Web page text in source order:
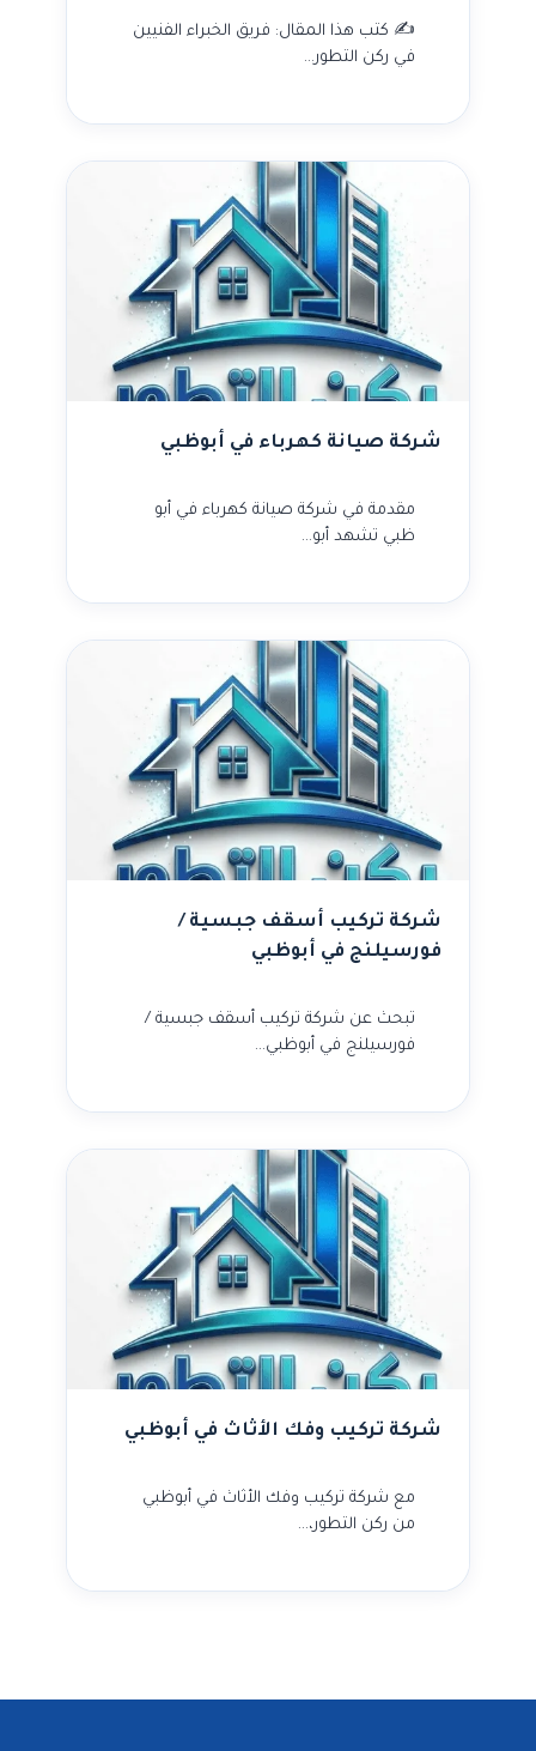
✍️ كتب هذا المقال: فريق الخبراء الفنيين
في ركن التطور…
شركة صيانة كهرباء في أبوظبي
مقدمة في شركة صيانة كهرباء في أبو
ظبي تشهد أبو…
شركة تركيب أسقف جبسية /
فورسيلنج في أبوظبي
تبحث عن شركة تركيب أسقف جبسية /
فورسيلنج في أبوظبي…
شركة تركيب وفك الأثاث في أبوظبي
مع شركة تركيب وفك الأثاث في أبوظبي
من ركن التطور،…